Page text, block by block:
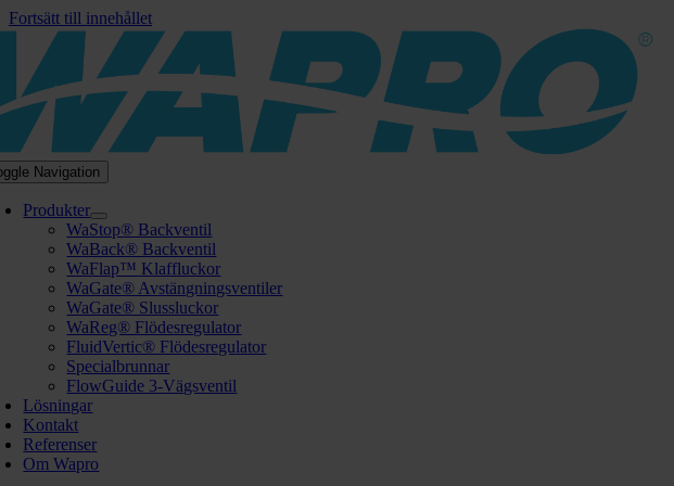
Fortsätt till innehållet
Navigation
Produkter
WaStop® Backventil
WaBack® Backventil
WaFlap™ Klaffluckor
WaGate® Avstängningsventiler
WaGate® Slussluckor
WaReg® Flödesregulator
FluidVertic® Flödesregulator
Specialbrunnar
FlowGuide 3-Vägsventil
Lösningar
Kontakt
Referenser
Om Wapro